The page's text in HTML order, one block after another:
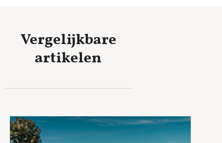
Vergelijkbare
artikelen